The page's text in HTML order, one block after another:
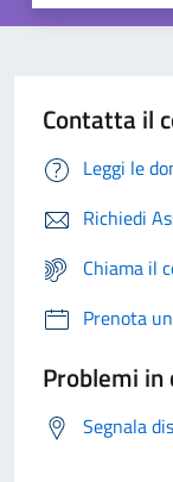
Contatta il
Leggi le
Richiedi
Chiama il
Prenota
Problemi
Segnala